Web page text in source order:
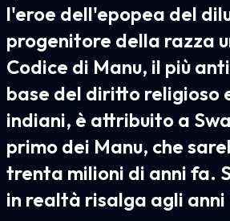
l'eroe dell'epopea del
progenitore della razza
Codice di Manu, il più
base del diritto religioso
indiani, è attribuito a
primo dei Manu, che
trenta milioni di anni fa.
in realtà risalga agli anni